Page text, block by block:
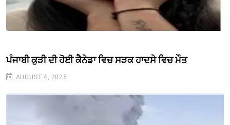
ਪੰਜਾਬੀ ਕੁੜੀ ਦੀ ਹੋਈ ਕੈਨੇਡਾ ਵਿਚ ਸੜਕ ਹਾਦਸੇ ਵਿਚ ਮੌਤ
AUGUST 4, 2025